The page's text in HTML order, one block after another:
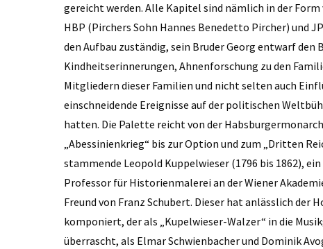
gereicht werden. Alle Kapitel sind nämlich in der
HBP (Pirchers Sohn Hannes Benedetto Pircher) und
den Aufbau zuständig, sein Bruder Georg entwarf den
Kindheitserinnerungen, Ahnenforschung zu den
Mitgliedern dieser Familien und nicht selten auch
einschneidende Ereignisse auf der politischen
hatten. Die Palette reicht von der
„Abessinienkrieg“ bis zur Option und zum „Dritten
stammende ­Leopold Kuppelwieser (1796 bis 1862),
Professor für Historienmalerei an der Wiener
Freund von Franz Schubert. Dieser hat anlässlich der
komponiert, der als „Kupelwieser-Walzer“ in die
überrascht, als Elmar Schwienbacher und Dominik